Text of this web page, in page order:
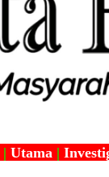
| Utama |